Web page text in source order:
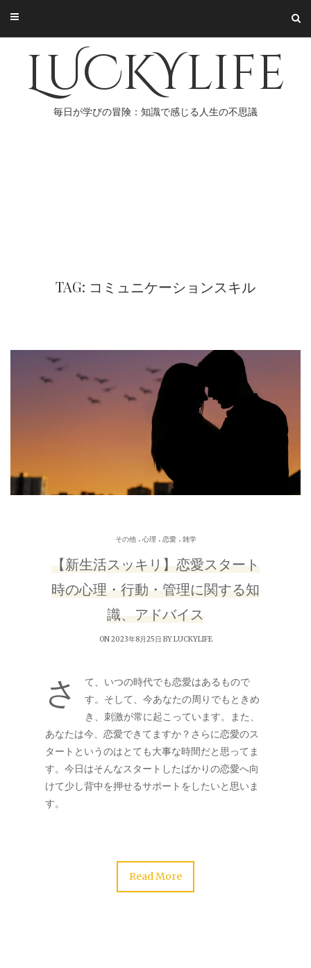
content
LUCKYlife
毎日が学びの冒険：知識で感じる人生の不思議
TAG: コミュニケーションスキル
その他. 心理 . 恋愛. 雑学
【新生活スッキリ】恋愛スタート
時の心理・行動・管理に関する知
識、アドバイス
ON 2023年8月25日 BYLUCKYLIFE
さ
て、いつの時代でも恋愛はあるもので
す。そして、今あなたの周りでもときめ
き、刺激が常に起こっています。また、
あなたは今、恋愛できてますか？さらに恋愛のス
タートというのはとても大事な時間だと思ってま
す。今日はそんなスタートしたばかりの恋愛へ向
けて少し背中を押せるサポートをしたいと思いま
す。
Read More